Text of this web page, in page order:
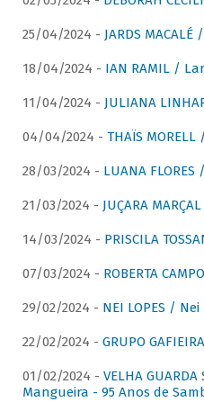
25/04/2024 - JARDS
18/04/2024 - IAN RAMIL /
11/04/2024 - JULIANA
04/04/2024 - THAÏS
28/03/2024 - LUANA
21/03/2024 - JUÇARA
14/03/2024 - PRISCILA
07/03/2024 - ROBERTA
29/02/2024 - NEI LOPES /
22/02/2024 - GRUPO
01/02/2024 - VELHA GUARDA
Mangueira - 95 Anos de